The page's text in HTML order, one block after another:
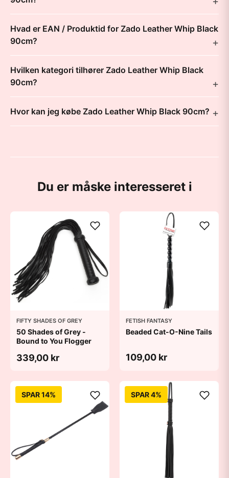
Hvad er EAN / Produktid for Zado Leather Whip Black
90cm?
Hvilken kategori tilhører Zado Leather Whip Black
90cm?
Hvor kan jeg købe Zado Leather Whip Black 90cm?
Du er måske interesseret i
FIFTY SHADES OF GREY
50 Shades of Grey -
Bound to You Flogger
339,00 kr
FETISH FANTASY
Beaded Cat-O-Nine Tails
109,00 kr
SPAR 14% SPAR 4%